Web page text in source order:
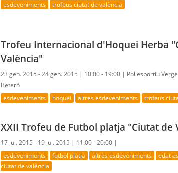
esdeveniments trofeus ciutat de valència
Trofeu Internacional d'Hoquei Herba
València"
23 gen. 2015 - 24 gen. 2015 | 10:00 - 19:00 | Poliesportiu
Beteró
esdeveniments hoquei altres esdeveniments trofeus
XXII Trofeu de Futbol platja "Ciutat de
17 jul. 2015 - 19 jul. 2015 | 11:00 - 20:00 |
esdeveniments futbol platja altres esdeveniments edat
ciutat de valència